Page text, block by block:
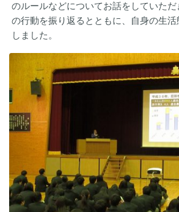
のルールなどについてお話をしていた
の行動を振り返るとともに、自身の生
しました。